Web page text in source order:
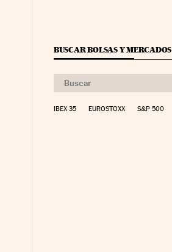
BUSCAR BOLSAS Y MERCADOS
IBEX 35 EUROSTOXX S&P 500